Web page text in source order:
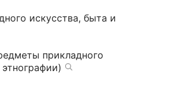
искусства, быта и
прикладного